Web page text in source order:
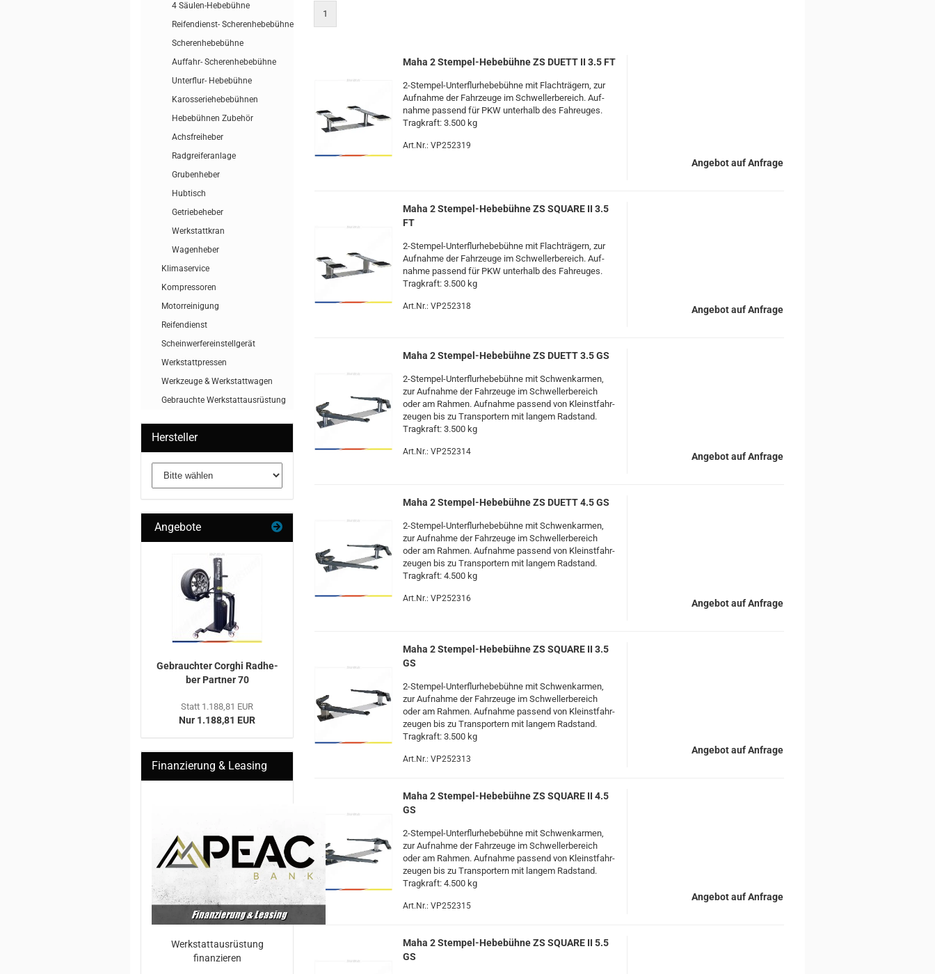
1
Maha 2 Stempel-​​​​He­be­büh­ne ZS DUETT II 3.5 FT
2-​Stempel-Unterflurhebebühne mit Flach­trä­gern, zur
Auf­nah­me der Fahr­zeu­ge im Schwel­ler­be­reich. Auf­
nah­me pas­send für PKW un­ter­halb des Fah­reu­ges.
Trag­kraft: 3.500 kg
Art.Nr.: VP252319
Angebot auf Anfrage
Maha 2 Stempel-​​​​He­be­büh­ne ZS SQUA­RE II 3.5
FT
2-​Stempel-Unterflurhebebühne mit Flach­trä­gern, zur
Auf­nah­me der Fahr­zeu­ge im Schwel­ler­be­reich. Auf­
nah­me pas­send für PKW un­ter­halb des Fah­reu­ges.
Trag­kraft: 3.500 kg
Art.Nr.: VP252318 Angebot auf Anfrage
Maha 2 Stempel-​​​​He­be­büh­ne ZS DUETT 3.5 GS
2-​Stempel-Unterflurhebebühne mit Schwenk­ar­men,
zur Auf­nah­me der Fahr­zeu­ge im Schwel­ler­be­reich
oder am Rah­men. Auf­nah­me pas­send von Kleinst­fahr­
zeu­gen bis zu Trans­por­tern mit lan­gem Rad­stand.
Trag­kraft: 3.500 kg
Art.Nr.: VP252314 Angebot auf Anfrage
Maha 2 Stempel-​​​​He­be­büh­ne ZS DUETT 4.5 GS
2-​Stempel-Unterflurhebebühne mit Schwenk­ar­men,
zur Auf­nah­me der Fahr­zeu­ge im Schwel­ler­be­reich
oder am Rah­men. Auf­nah­me pas­send von Kleinst­fahr­
zeu­gen bis zu Trans­por­tern mit lan­gem Rad­stand.
Trag­kraft: 4.500 kg
Art.Nr.: VP252316 Angebot auf Anfrage
Maha 2 Stempel-​​​​He­be­büh­ne ZS SQUA­RE II 3.5
GS
2-​Stempel-Unterflurhebebühne mit Schwenk­ar­men,
zur Auf­nah­me der Fahr­zeu­ge im Schwel­ler­be­reich
oder am Rah­men. Auf­nah­me pas­send von Kleinst­fahr­
zeu­gen bis zu Trans­por­tern mit lan­gem Rad­stand.
Trag­kraft: 3.500 kg
Art.Nr.: VP252313
Angebot auf Anfrage
Maha 2 Stempel-​​​​He­be­büh­ne ZS SQUA­RE II 4.5
GS
2-​Stempel-Unterflurhebebühne mit Schwenk­ar­men,
zur Auf­nah­me der Fahr­zeu­ge im Schwel­ler­be­reich
oder am Rah­men. Auf­nah­me pas­send von Kleinst­fahr­
zeu­gen bis zu Trans­por­tern mit lan­gem Rad­stand.
Trag­kraft: 4.500 kg
Art.Nr.: VP252315
Angebot auf Anfrage
Maha 2 Stempel-​​​​He­be­büh­ne ZS SQUA­RE II 5.5
GS
4 Säulen-Hebebühne
Reifendienst- Scherenhebebühne
Scherenhebebühne
Auffahr- Scherenhebebühne
Unterflur- Hebebühne
Karosseriehebebühnen
Hebebühnen Zubehör
Achsfreiheber
Radgreiferanlage
Grubenheber
Hubtisch
Getriebeheber
Werkstattkran
Wagenheber
Klimaservice
Kompressoren
Motorreinigung
Reifendienst
Scheinwerfereinstellgerät
Werkstattpressen
Werkzeuge & Werkstattwagen
Gebrauchte Werkstattausrüstung
Hersteller
Angebote
Ge­brauch­ter Cor­ghi Rad­he­
ber Part­ner 70
Statt 1.188,81 EUR
Nur 1.188,81 EUR
Finanzierung & Leasing
Werkstattausrüstung
finanzieren